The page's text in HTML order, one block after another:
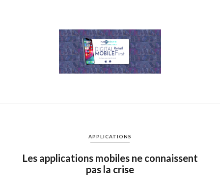
APPLICATIONS
Les applications mobiles ne connaissent
pas la crise